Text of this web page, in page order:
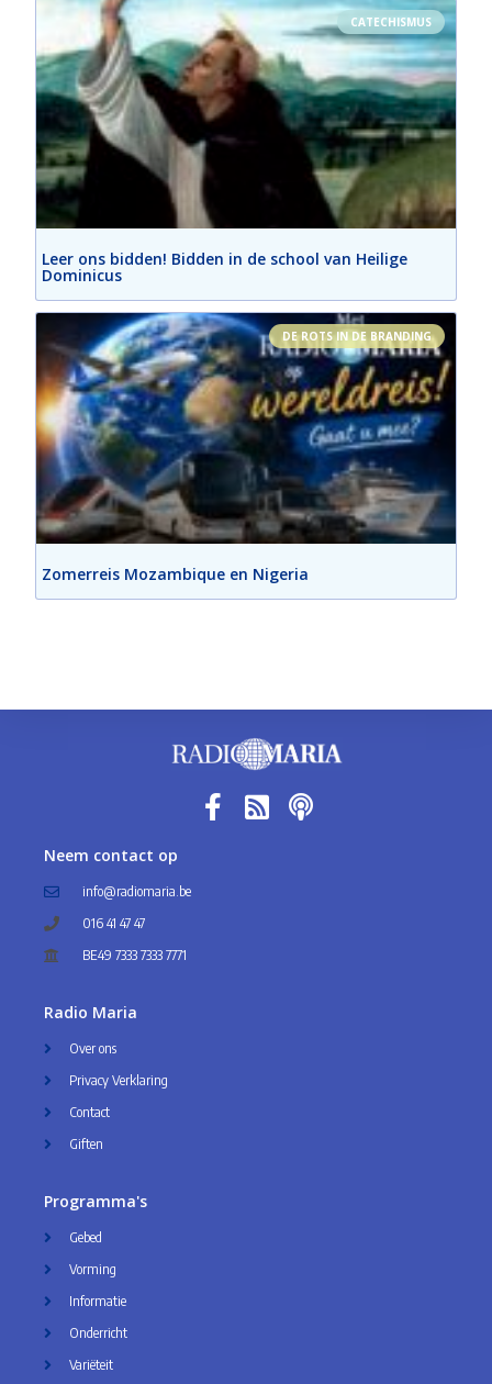
CATECHISMUS
Leer ons bidden! Bidden in de school van Heilige
Dominicus
DE ROTS IN DE BRANDING
Zomerreis Mozambique en Nigeria
Neem contact op
info@radiomaria.be
016 41 47 47
BE49 7333 7333 7771
Radio Maria
Over ons
Privacy Verklaring
Contact
Giften
Programma's
Gebed
Vorming
Informatie
Onderricht
Variëteit